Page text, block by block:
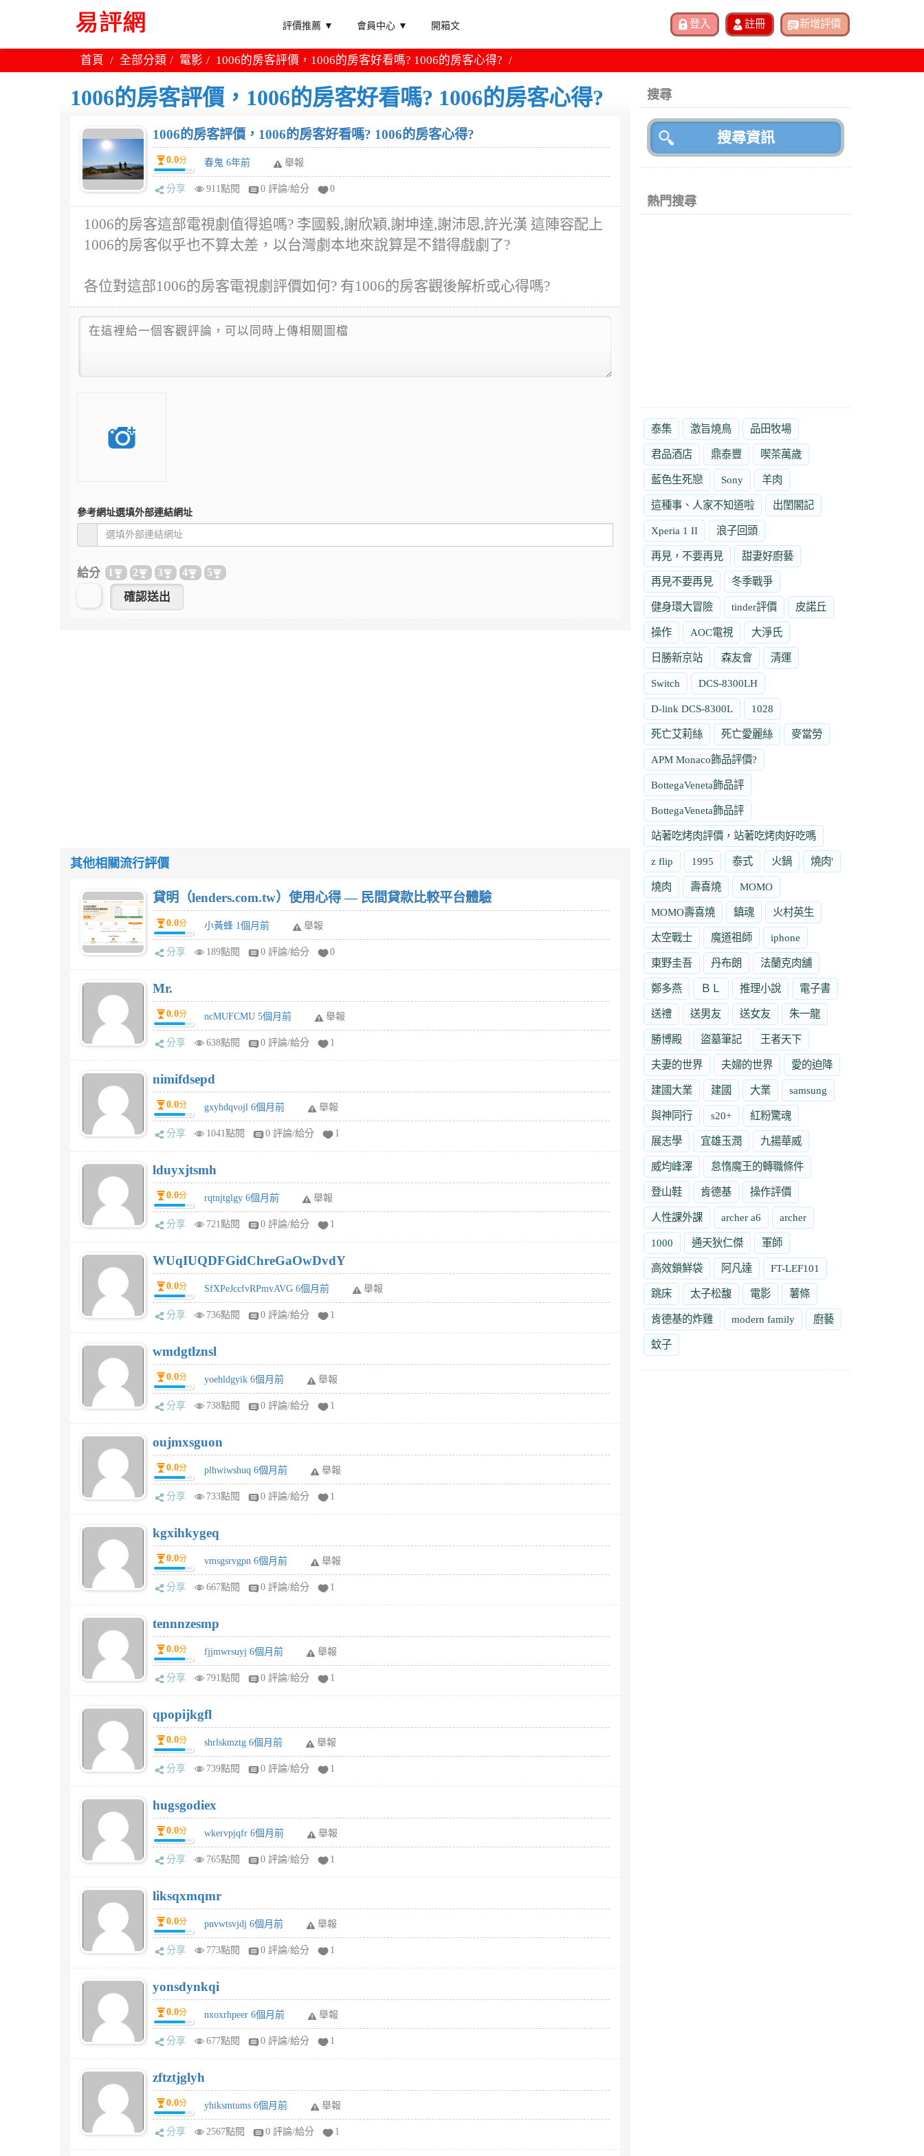
評價推薦 ▼ 會員中心 ▼ 開箱文
首頁 全部分類 電影 1006的房客評價，1006的房客好看嗎? 1006的房客心得?
1006的房客評價，1006的房客好看嗎? 1006的房客心得?
1006的房客評價，1006的房客好看嗎? 1006的房客心得?
0.0分 春鬼 6年前 舉報
分享 911點閱 0 評論/給分 0
1006的房客這部電視劇值得追嗎? 李國毅,謝欣穎,謝坤達,謝沛恩,許光漢 這陣容配上
1006的房客似乎也不算太差，以台灣劇本地來說算是不錯得戲劇了?
各位對這部1006的房客電視劇評價如何? 有1006的房客觀後解析或心得嗎?
參考網址選填外部連結網址
給分 1 2 3 4 5
其他相關流行評價
貸明（lenders.com.tw）使用心得 — 民間貸款比較平台體驗
0.0分 小黃蜂 1個月前 舉報
分享 189點閱 0 評論/給分 0
Mr.
0.0分 ncMUFCMU 5個月前 舉報
分享 638點閱 0 評論/給分 1
nimifdsepd
0.0分 gxyhdqvojl 6個月前 舉報
分享 1041點閱 0 評論/給分 1
lduyxjtsmh
0.0分 rqtnjtglgy 6個月前 舉報
分享 721點閱 0 評論/給分 1
WUqIUQDFGidChreGaOwDvdY
0.0分 SfXPeJccfvRPmvAVG 6個月前 舉報
分享 736點閱 0 評論/給分 1
wmdgtlznsl
0.0分 yoehldgyik 6個月前 舉報
分享 738點閱 0 評論/給分 1
oujmxsguon
0.0分 plhwiwshuq 6個月前 舉報
分享 733點閱 0 評論/給分 1
kgxihkygeq
0.0分 vmsgsrvgpn 6個月前 舉報
分享 667點閱 0 評論/給分 1
tennnzesmp
0.0分 fjjmwrsuyj 6個月前 舉報
分享 791點閱 0 評論/給分 1
qpopijkgfl
0.0分 shrlskmztg 6個月前 舉報
分享 739點閱 0 評論/給分 1
hugsgodiex
0.0分 wkervpjqfr 6個月前 舉報
分享 765點閱 0 評論/給分 1
liksqxmqmr
0.0分 pnvwtsvjdj 6個月前 舉報
分享 773點閱 0 評論/給分 1
yonsdynkqi
0.0分 nxoxrhpeer 6個月前 舉報
分享 677點閱 0 評論/給分 1
zftztjglyh
0.0分 yhiksmtums 6個月前 舉報
分享 2567點閱 0 評論/給分 1
搜尋
熱門搜尋
泰集 激旨燒鳥 品田牧場
君品酒店 鼎泰豐 喫茶萬歲
藍色生死戀 Sony 羊肉
這種事、人家不知道啦 出閨閣記
Xperia 1 II 浪子回頭
再見，不要再見 甜妻好廚藝
再見不要再見 冬季戰爭
健身環大冒險 tinder評價 皮諾丘
操作 AOC電視 大淨氏
日勝新京站 森友會 清運
Switch DCS-8300LH
D-link DCS-8300L 1028
死亡艾莉絲 死亡愛麗絲 麥當勞
APM Monaco飾品評價?
BottegaVeneta飾品評
BottegaVeneta飾品評
站著吃烤肉評價，站著吃烤肉好吃嗎
z flip 1995 泰式 火鍋 燒肉'
燒肉 壽喜燒 MOMO
MOMO壽喜燒 鎮魂 火村英生
太空戰士 魔道祖師 iphone
東野圭吾 丹布朗 法蘭克肉舖
鄭多燕 ＢＬ 推理小說 電子書
送禮 送男友 送女友 朱一龍
勝博殿 盜墓筆記 王者天下
夫妻的世界 夫婦的世界 愛的迫降
建國大業 建國 大業 samsung
與神同行 s20+ 紅粉驚魂
展志學 宜雄玉潤 九揚華威
威均峰澤 怠惰魔王的轉職條件
登山鞋 肯德基 操作評價
人性課外課 archer a6 archer
1000 通天狄仁傑 軍師
高效鎖鮮袋 阿凡達 FT-LEF101
跳床 太子松馥 電影 薯條
肯德基的炸雞 modern family 廚藝
蚊子